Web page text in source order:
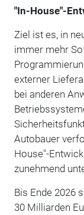
"In-House"-
Ziel ist es, in
immer mehr
externer
bei anderen
Autobauer
House"-
zunehmend
Bis Ende 2026
30 Milliarden